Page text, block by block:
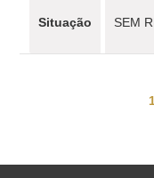
Situação SEM